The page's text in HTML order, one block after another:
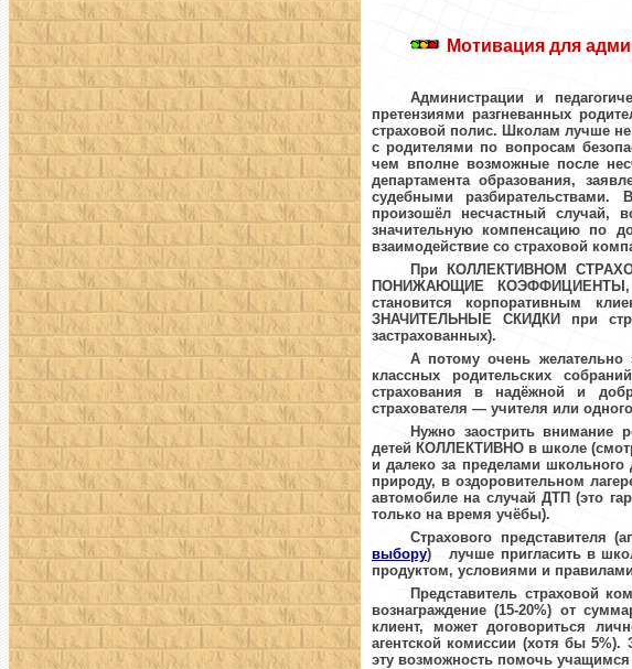
Мотивация для
Администрации и
претензиями разгневанных
страховой полис. Школам лучше не
с родителями по вопросам
чем вполне возможные после
департамента образования,
судебными
произошёл несчастный случай,
значительную компенсацию по
взаимодействие со страховой
При
КОЛЛЕКТИВНОМ
ПОНИЖАЮЩИЕ КОЭФФИЦИЕНТЫ
становится корпоративным
ЗНАЧИТЕЛЬНЫЕ СКИДКИ
при
застрахованных).
А потому очень желательно
классных родительских
страхования в надёжной и
страхователя — учителя или
Нужно заостритьвнимание
детей КОЛЛЕКТИВНО в школе
и далеко за пределами
природу, в оздоровительном
автомобиле на случай ДТП (это
только на время учёбы).
Страхового представителя
выбору) лучше пригласить в
продуктом, условиями и
Представитель страховой
вознаграждение (15-20%) от
клиент, может договориться
агентской комиссии (хотя бы 5%).
эту возможность помочь учащимся